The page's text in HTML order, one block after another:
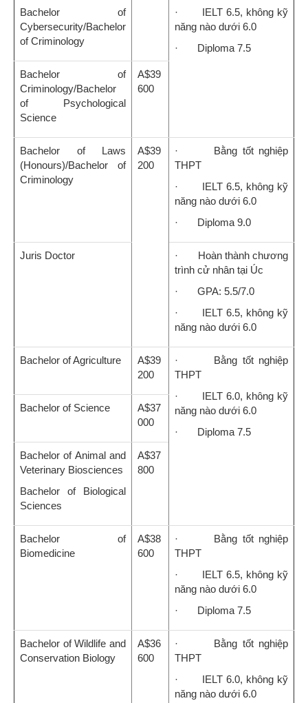
Bachelor of
Cybersecurity/Bachelor
of Criminology
· IELT 6.5, không kỹ
năng nào dưới 6.0
· Diploma 7.5
Bachelor of
Criminology/Bachelor
of Psychological
Science
A$39
600
Bachelor of Laws
(Honours)/Bachelor of
Criminology
A$39
200
· Bằng tốt nghiệp
THPT
· IELT 6.5, không kỹ
năng nào dưới 6.0
· Diploma 9.0
Juris Doctor
· Hoàn thành chương
trình cử nhân tại Úc
· GPA: 5.5/7.0
· IELT 6.5, không kỹ
năng nào dưới 6.0
Bachelor of Agriculture
A$39
200
· Bằng tốt nghiệp
THPT
· IELT 6.0, không kỹ
năng nào dưới 6.0
· Diploma 7.5
Bachelor of Science
A$37
000
Bachelor of Animal and
Veterinary Biosciences
Bachelor of Biological
Sciences
A$37
800
Bachelor of
Biomedicine
A$38
600
· Bằng tốt nghiệp
THPT
· IELT 6.5, không kỹ
năng nào dưới 6.0
· Diploma 7.5
Bachelor of Wildlife and
Conservation Biology
A$36
600
· Bằng tốt nghiệp
THPT
· IELT 6.0, không kỹ
năng nào dưới 6.0